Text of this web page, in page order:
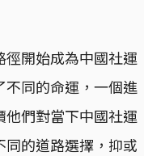
開始成為中國社運
不同的命運，一個進
們對當下中國社運
的道路選擇，抑或